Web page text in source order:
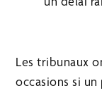
Les tribunaux
occasions si